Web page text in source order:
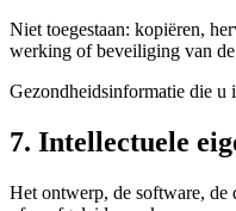
Niet toegestaan: kopiëren,
werking of beveiliging van
Gezondheidsinformatie die u
7. Intellectuele
Het ontwerp, de software,